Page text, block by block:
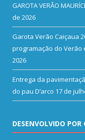
GAROTA VERÃO
de 2026
Garota Verão Caiçaua
programação do Verão
2026
Entrega da
do pau D’arco 17 de
DESENVOLVIDO POR